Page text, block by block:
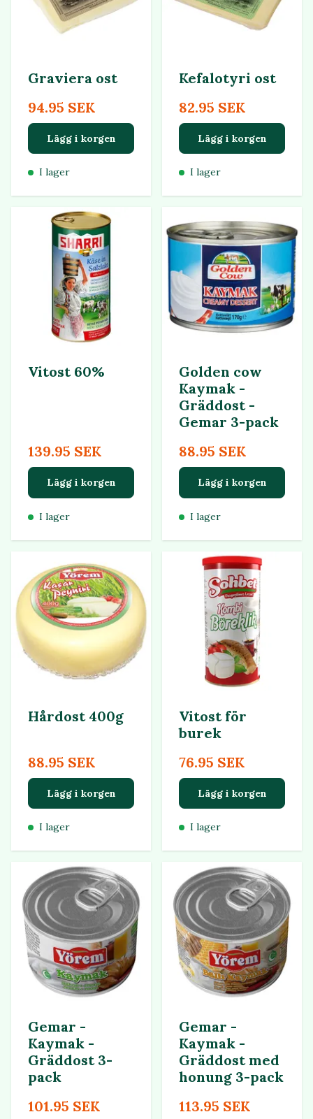
Graviera ost
94.95 SEK
Lägg i korgen
I lager
Kefalotyri ost
82.95 SEK
Lägg i korgen
I lager
Vitost 60%
139.95 SEK
Lägg i korgen
I lager
Golden cow
Kaymak -
Gräddost -
Gemar 3-pack
88.95 SEK
Lägg i korgen
I lager
Hårdost 400g
88.95 SEK
Lägg i korgen
I lager
Vitost för
burek
76.95 SEK
Lägg i korgen
I lager
Gemar -
Kaymak -
Gräddost 3-
pack
101.95 SEK
Gemar -
Kaymak -
Gräddost med
honung 3-pack
113.95 SEK